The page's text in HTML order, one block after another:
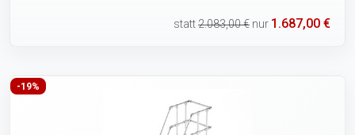
statt2.083,00 € nur 1.687,00 €
-19%